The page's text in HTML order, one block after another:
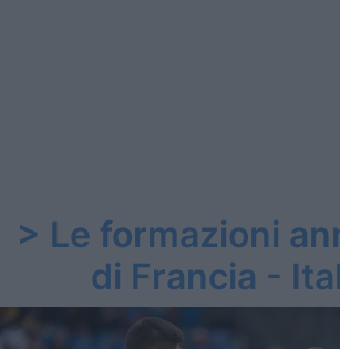
> Le formazioni
di Francia -